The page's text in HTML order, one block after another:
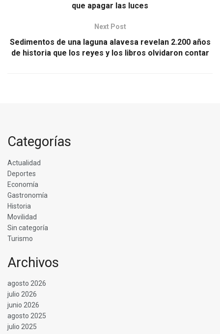
que apagar las luces
Next Post
Sedimentos de una laguna alavesa revelan 2.200 años
de historia que los reyes y los libros olvidaron contar
Categorías
Actualidad
Deportes
Economía
Gastronomía
Historia
Movilidad
Sin categoría
Turismo
Archivos
agosto 2026
julio 2026
junio 2026
agosto 2025
julio 2025